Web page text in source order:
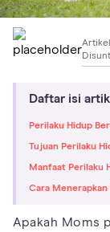
Daftar isi
Perilaku Hidup
Tujuan Perilaku
Manfaat Perilaku
Cara Menerapkan
Apakah Moms